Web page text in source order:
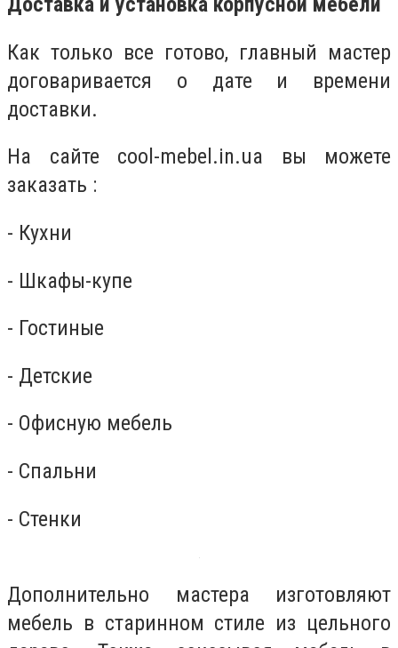
Как только все готово, главный мастер
договаривается о дате и времени
доставки.
На сайте cool -mebel .in.ua вы можете
заказать :
- Кухни
- Шкафы-купе
- Гостиные
- Детские
- Офисную мебель
- Спальни
- Стенки
Дополнительно мастера изготовляют
мебель в старинном стиле из цельного